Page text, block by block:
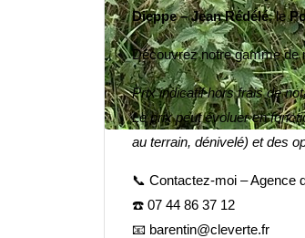
Dieppe – Jean Rédélé, le
Découvrez notre gamme de
Prix indicatif hors frais de
Le prix peut évoluer en
au terrain, dénivelé) et des
📞 Contactez-moi – Agence
☎️ 07 44 86 37 12
📧 barentin@cleverte.fr